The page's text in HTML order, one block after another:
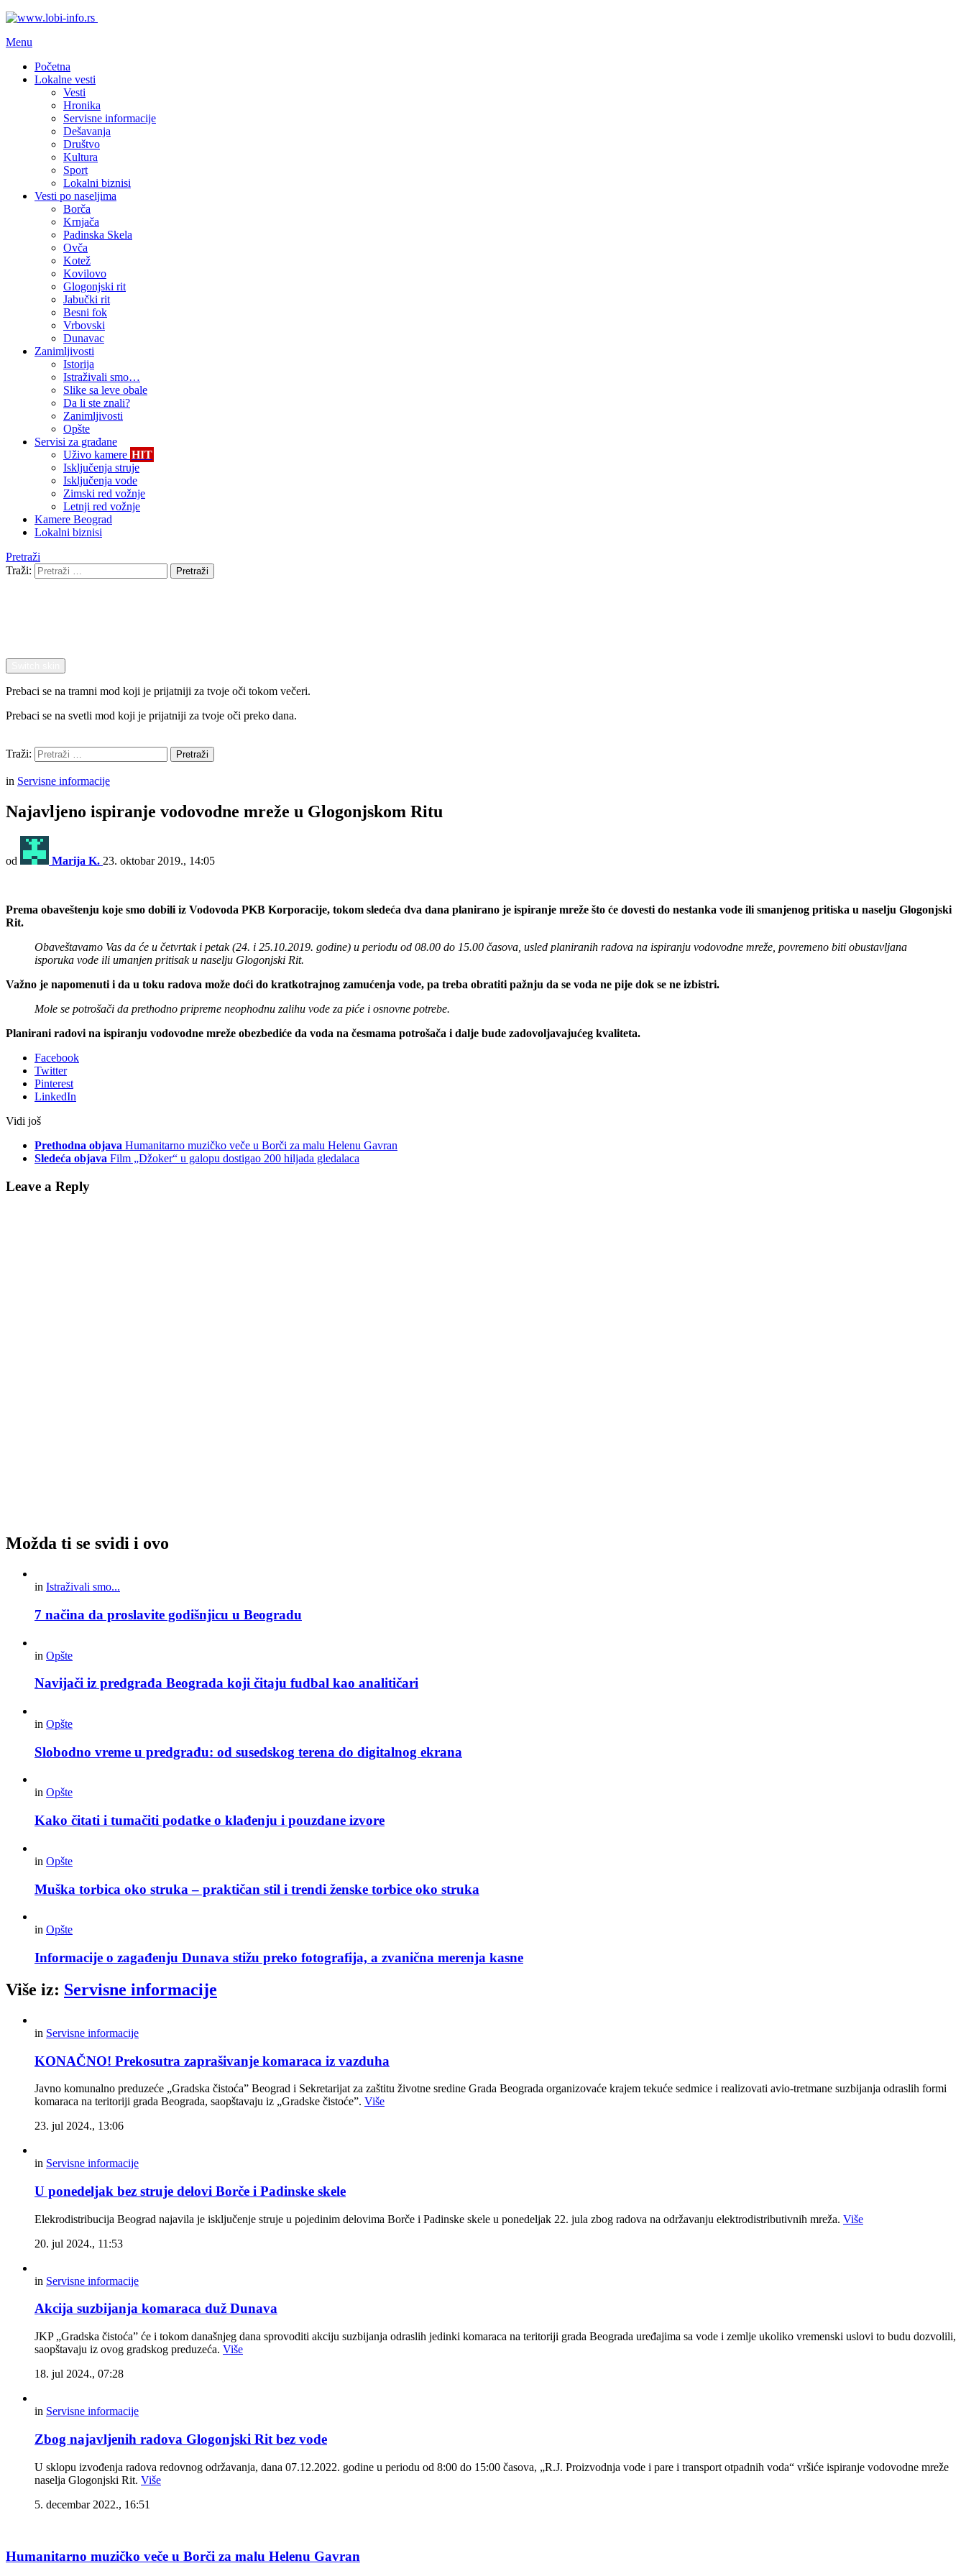
Menu
Početna
Lokalne vesti
Vesti
Hronika
Servisne informacije
Dešavanja
Društvo
Kultura
Sport
Lokalni biznisi
Vesti po naseljima
Borča
Krnjača
Padinska Skela
Ovča
Kotež
Kovilovo
Glogonjski rit
Jabučki rit
Besni fok
Vrbovski
Dunavac
Zanimljivosti
Istorija
Istraživali smo…
Slike sa leve obale
Da li ste znali?
Zanimljivosti
Opšte
Servisi za građane
Uživo kamere HIT
Isključenja struje
Isključenja vode
Zimski red vožnje
Letnji red vožnje
Kamere Beograd
Lokalni biznisi
Pretraži
Traži:
Pretraži
Prebaci se na tramni mod koji je prijatniji za tvoje oči tokom večeri.
Prebaci se na svetli mod koji je prijatniji za tvoje oči preko dana.
Traži:
Pretraži
in Servisne informacije
Najavljeno ispiranje vodovodne mreže u Glogonjskom Ritu
od Marija K. 23. oktobar 2019., 14:05
Prema obaveštenju koje smo dobili iz Vodovoda PKB Korporacije, tokom sledeća dva dana planirano je ispiranje mreže što će dovesti do nestanka vode ili smanjenog pritiska u naselju Glogonjski
Rit.
Obaveštavamo Vas da će u četvrtak i petak (24. i 25.10.2019. godine) u periodu od 08.00 do 15.00 časova, usled planiranih radova na ispiranju vodovodne mreže, povremeno biti obustavljana
isporuka vode ili umanjen pritisak u naselju Glogonjski Rit.
Važno je napomenuti i da u toku radova može doći do kratkotrajnog zamućenja vode, pa treba obratiti pažnju da se voda ne pije dok se ne izbistri.
Mole se potrošači da prethodno pripreme neophodnu zalihu vode za piće i osnovne potrebe.
Planirani radovi na ispiranju vodovodne mreže obezbediće da voda na česmama potrošača i dalje bude zadovoljavajućeg kvaliteta.
Facebook
Twitter
Pinterest
LinkedIn
Vidi još
Prethodna objava Humanitarno muzičko veče u Borči za malu Helenu Gavran
Sledeća objava Film „Džoker“ u galopu dostigao 200 hiljada gledalaca
Leave a Reply
Možda ti se svidi i ovo
in Istraživali smo...
7 načina da proslavite godišnjicu u Beogradu
in Opšte
Navijači iz predgrađa Beograda koji čitaju fudbal kao analitičari
in Opšte
Slobodno vreme u predgrađu: od susedskog terena do digitalnog ekrana
in Opšte
Kako čitati i tumačiti podatke o klađenju i pouzdane izvore
in Opšte
Muška torbica oko struka – praktičan stil i trendi ženske torbice oko struka
in Opšte
Informacije o zagađenju Dunava stižu preko fotografija, a zvanična merenja kasne
Više iz: Servisne informacije
in Servisne informacije
KONAČNO! Prekosutra zaprašivanje komaraca iz vazduha
Javno komunalno preduzeće „Gradska čistoća” Beograd i Sekretarijat za zaštitu životne sredine Grada Beograda organizovaće krajem tekuće sedmice i realizovati avio-tretmane suzbijanja odraslih formi
komaraca na teritoriji grada Beograda, saopštavaju iz „Gradske čistoće”. Više
23. jul 2024., 13:06
in Servisne informacije
U ponedeljak bez struje delovi Borče i Padinske skele
Elekrodistribucija Beograd najavila je isključenje struje u pojedinim delovima Borče i Padinske skele u ponedeljak 22. jula zbog radova na održavanju elektrodistributivnih mreža. Više
20. jul 2024., 11:53
in Servisne informacije
Akcija suzbijanja komaraca duž Dunava
JKP „Gradska čistoća” će i tokom današnjeg dana sprovoditi akciju suzbijanja odraslih jedinki komaraca na teritoriji grada Beograda uređajima sa vode i zemlje ukoliko vremenski uslovi to budu dozvolili,
saopštavaju iz ovog gradskog preduzeća. Više
18. jul 2024., 07:28
in Servisne informacije
Zbog najavljenih radova Glogonjski Rit bez vode
U sklopu izvođenja radova redovnog održavanja, dana 07.12.2022. godine u periodu od 8:00 do 15:00 časova, „R.J. Proizvodnja vode i pare i transport otpadnih voda“ vršiće ispiranje vodovodne mreže
naselja Glogonjski Rit. Više
5. decembar 2022., 16:51
Humanitarno muzičko veče u Borči za malu Helenu Gavran